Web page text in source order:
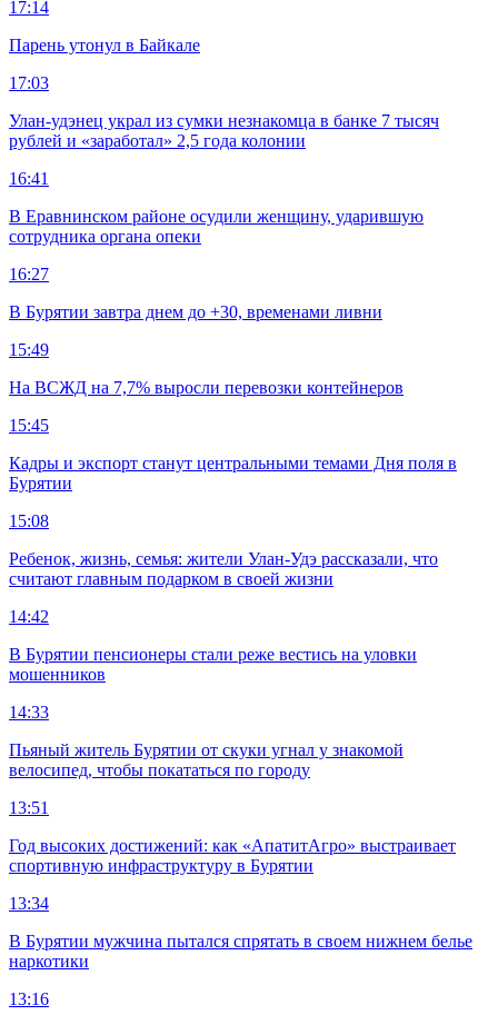
17:14
Парень утонул в Байкале
17:03
Улан-удэнец украл из сумки незнакомца в банке 7 тысяч
рублей и «заработал» 2,5 года колонии
16:41
В Еравнинском районе осудили женщину, ударившую
сотрудника органа опеки
16:27
В Бурятии завтра днем до +30, временами ливни
15:49
На ВСЖД на 7,7% выросли перевозки контейнеров
15:45
Кадры и экспорт станут центральными темами Дня поля в
Бурятии
15:08
Ребенок, жизнь, семья: жители Улан-Удэ рассказали, что
считают главным подарком в своей жизни
14:42
В Бурятии пенсионеры стали реже вестись на уловки
мошенников
14:33
Пьяный житель Бурятии от скуки угнал у знакомой
велосипед, чтобы покататься по городу
13:51
Год высоких достижений: как «АпатитАгро» выстраивает
спортивную инфраструктуру в Бурятии
13:34
В Бурятии мужчина пытался спрятать в своем нижнем белье
наркотики
13:16